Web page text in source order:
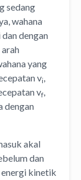
sedang
wahana
dengan
yang
vi,
vf,
dengan
akal
dan
kinetik